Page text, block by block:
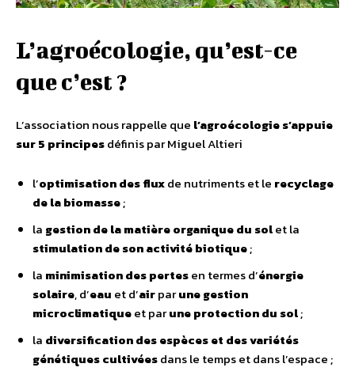
L’agroécologie, qu’est-ce
que c’est ?
L’association nous rappelle que l’agroécologie s’appuie
sur 5 principesdéfinis par Miguel Altieri
l’optimisation des fluxde nutriments et le recyclage
de la biomasse;
la gestion de la matière organique du solet la
stimulation de son activité biotique;
la minimisation des pertesen termes d’énergie
solaire, d’eau et d’airparune gestion
microclimatiqueet parune protection du sol;
la diversification des espèces et des variétés
génétiques cultivéesdans le temps et dans l’espace ;